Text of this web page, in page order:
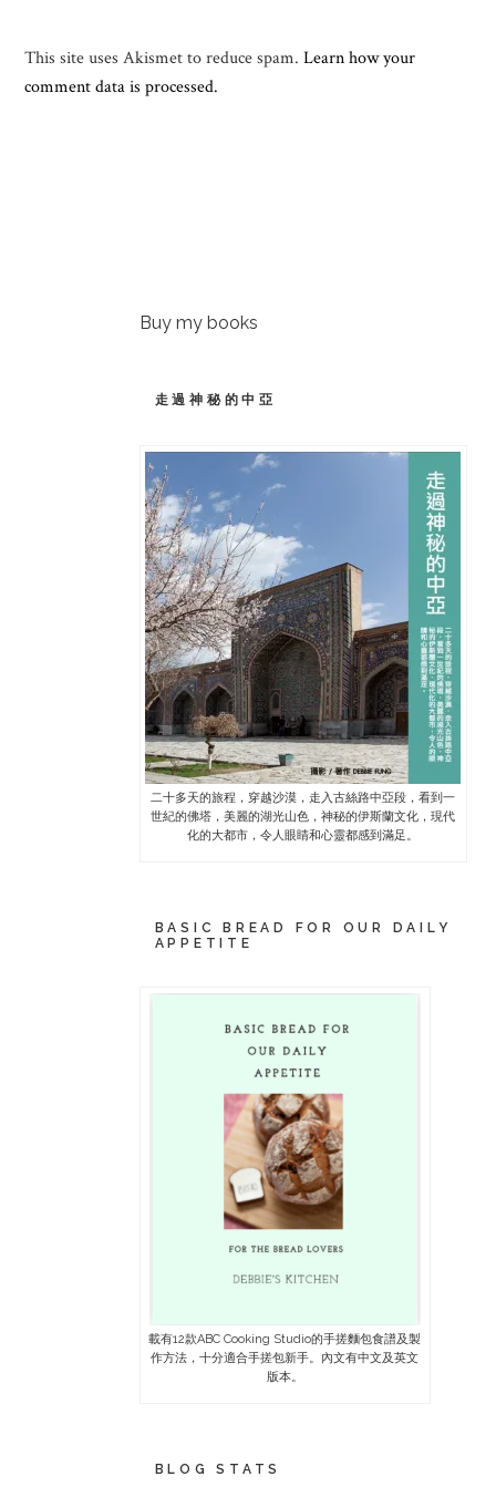
This site uses Akismet to reduce spam.Learn how your
comment data is processed.
Buy my books
走過神秘的中亞
二十多天的旅程，穿越沙漠，走入古絲路中亞段，看到一
世紀的佛塔，美麗的湖光山色，神秘的伊斯蘭文化，現代
化的大都市，令人眼睛和心靈都感到滿足。
BASIC BREAD FOR OUR DAILY
APPETITE
載有12款ABC Cooking Studio的手搓麵包食譜及製
作方法，十分適合手搓包新手。內文有中文及英文
版本。
BLOG STATS